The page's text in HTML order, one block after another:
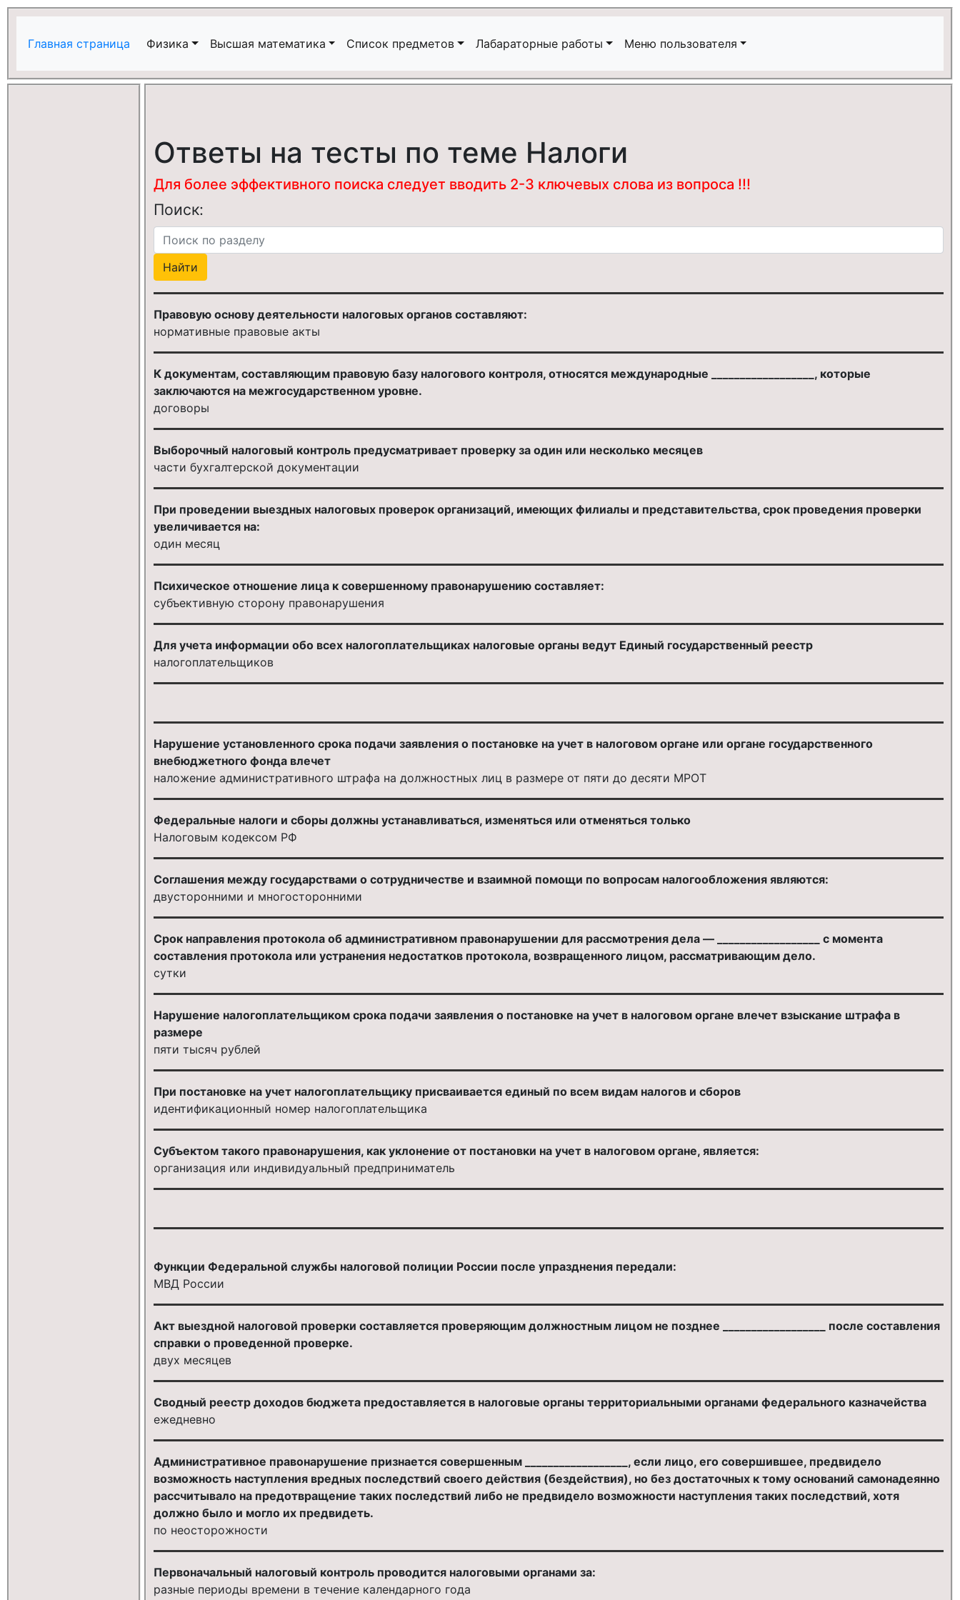
Главная страница Физика Высшая математика Список предметов Лабараторные работы Меню пользователя
Ответы на тесты по теме Налоги
Для более эффективного поиска следует вводить 2-3 ключевых слова из вопроса !!!
Поиск:
Правовую основу деятельности налоговых органов составляют:
нормативные правовые акты
К документам, составляющим правовую базу налогового контроля, относятся международные __________________, которые
заключаются на межгосударственном уровне.
договоры
Выборочный налоговый контроль предусматривает проверку за один или несколько месяцев
части бухгалтерской документации
При проведении выездных налоговых проверок организаций, имеющих филиалы и представительства, срок проведения проверки
увеличивается на:
один месяц
Психическое отношение лица к совершенному правонарушению составляет:
субъективную сторону правонарушения
Для учета информации обо всех налогоплательщиках налоговые органы ведут Единый государственный реестр
налогоплательщиков
Нарушение установленного срока подачи заявления о постановке на учет в налоговом органе или органе государственного
внебюджетного фонда влечет
наложение административного штрафа на должностных лиц в размере от пяти до десяти МРОТ
Федеральные налоги и сборы должны устанавливаться, изменяться или отменяться только
Налоговым кодексом РФ
Соглашения между государствами о сотрудничестве и взаимной помощи по вопросам налогообложения являются:
двусторонними и многосторонними
Срок направления протокола об административном правонарушении для рассмотрения дела — __________________ с момента
составления протокола или устранения недостатков протокола, возвращенного лицом, рассматривающим дело.
сутки
Нарушение налогоплательщиком срока подачи заявления о постановке на учет в налоговом органе влечет взыскание штрафа в
размере
пяти тысяч рублей
При постановке на учет налогоплательщику присваивается единый по всем видам налогов и сборов
идентификационный номер налогоплательщика
Субъектом такого правонарушения, как уклонение от постановки на учет в налоговом органе, является:
организация или индивидуальный предприниматель
Функции Федеральной службы налоговой полиции России после упразднения передали:
МВД России
Акт выездной налоговой проверки составляется проверяющим должностным лицом не позднее __________________ после составления
справки о проведенной проверке.
двух месяцев
Сводный реестр доходов бюджета предоставляется в налоговые органы территориальными органами федерального казначейства
ежедневно
Административное правонарушение признается совершенным __________________, если лицо, его совершившее, предвидело
возможность наступления вредных последствий своего действия (бездействия), но без достаточных к тому оснований самонадеянно
рассчитывало на предотвращение таких последствий либо не предвидело возможности наступления таких последствий, хотя
должно было и могло их предвидеть.
по неосторожности
Первоначальный налоговый контроль проводится налоговыми органами за:
разные периоды времени в течение календарного года